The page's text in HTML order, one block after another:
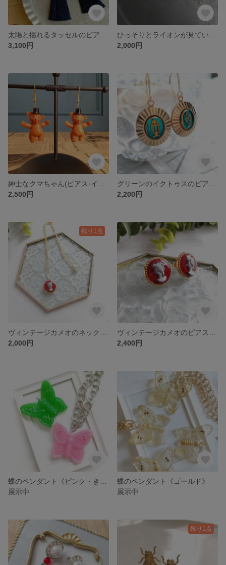
3,100円
2,000円
2,500円
2,200円
残り1点
2,000円
2,400円
展示中
蝶のペンダント《ゴールド》
展示中
残り1点